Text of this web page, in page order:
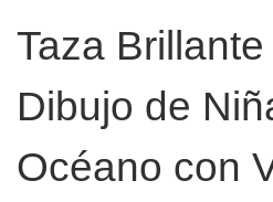
Taza
Dibujo de
Océano con